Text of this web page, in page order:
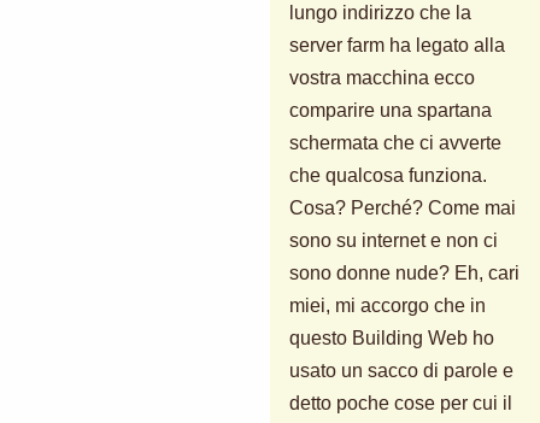
lungo indirizzo che la
server farm ha legato alla
vostra macchina ecco
comparire una spartana
schermata che ci avverte
che qualcosa funziona.
Cosa? Perché? Come mai
sono su internet e non ci
sono donne nude? Eh, cari
miei, mi accorgo che in
questo Building Web ho
usato un sacco di parole e
detto poche cose per cui il